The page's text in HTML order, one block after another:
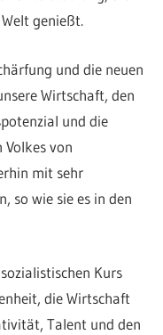
genießt.
und die neuen
Wirtschaft, den
und die
von
mit sehr
so wie sie es in den
Kurs
die Wirtschaft
Talent und den